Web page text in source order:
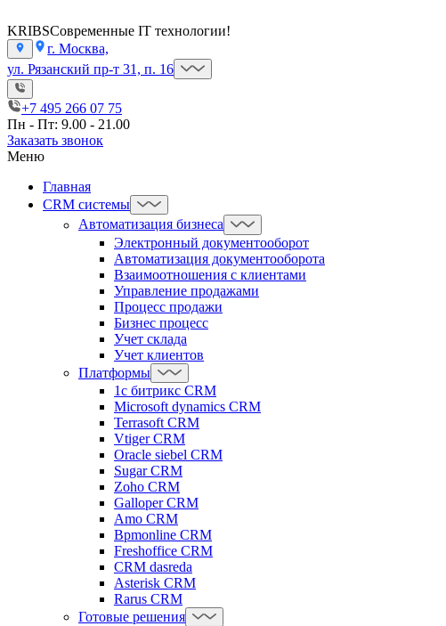
KRIBSСовременные IT технологии!
г. Москва,
ул. Рязанский пр-т 31, п. 16
+7 495 266 07 75
Пн - Пт: 9.00 - 21.00
Заказать звонок
Меню
Главная
CRM системы
Автоматизация бизнеса
Электронный документооборот
Автоматизация документооборота
Взаимоотношения с клиентами
Управление продажами
Процесс продажи
Бизнес процесс
Учет склада
Учет клиентов
Платформы
1с битрикс CRM
Microsoft dynamics CRM
Terrasoft CRM
Vtiger CRM
Oracle siebel CRM
Sugar CRM
Zoho CRM
Galloper CRM
Amo CRM
Bpmonline CRM
Freshoffice CRM
CRM dasreda
Asterisk CRM
Rarus CRM
Готовые решения